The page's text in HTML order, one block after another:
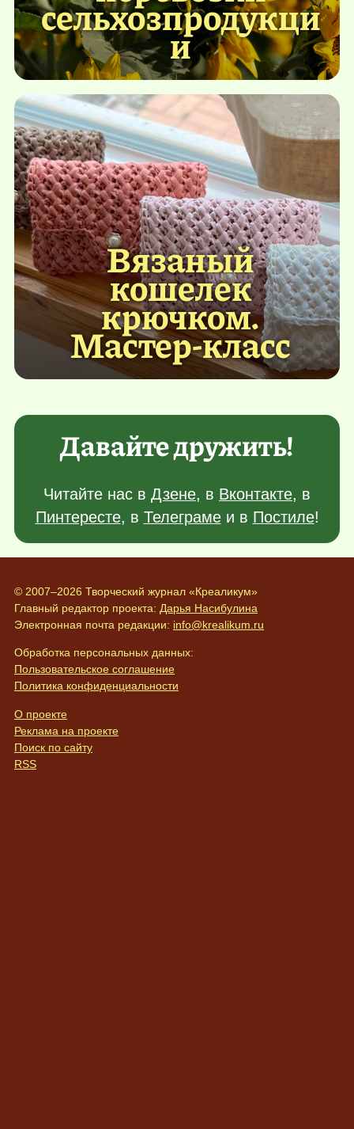
сельхозпродукци
и
Вязаный
кошелек
крючком.
Мастер-класс
Давайте дружить!
Читайте нас в Дзене, в Вконтакте, в
Пинтересте, в Телеграмеи в Постиле!
© 2007–2026 Творческий журнал «Креаликум»
Главный редактор проекта: Дарья Насибулина
Электронная почта редакции: info@krealikum.ru
Обработка персональных данных:
Пользовательское соглашение
Политика конфиденциальности
О проекте
Реклама на проекте
Поиск по сайту
RSS